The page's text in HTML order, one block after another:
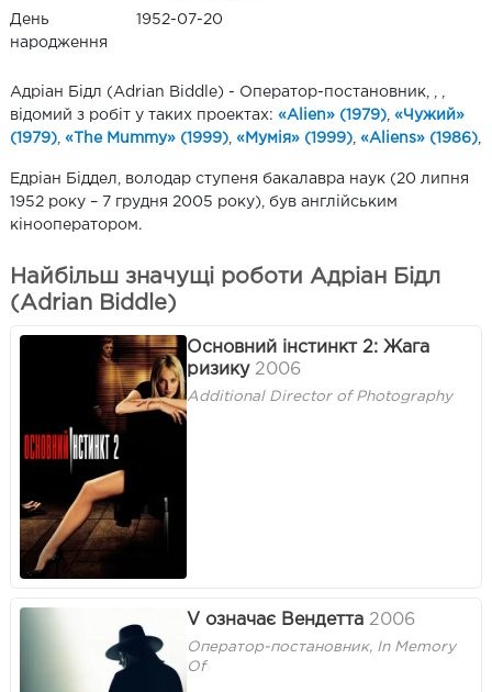
День
народження
1952-07-20
Адріан Бідл (Adrian Biddle) - Оператор-постановник, , ,
відомий з робіт у таких проектах: «Alien» (1979) «Чужий»
(1979) «The Mummy» (1999) «Мумія» (1999) «Aliens» (1986)
Едріан Біддел, володар ступеня бакалавра наук (20 липня
1952 року – 7 грудня 2005 року), був англійським
кінооператором.
Найбільш значущі роботи Адріан Бідл
(Adrian Biddle)
Основний інстинкт 2: Жага
ризику 2006
Additional Director of Photography
V означає Вендетта 2006
Оператор-постановник, In Memory
Of